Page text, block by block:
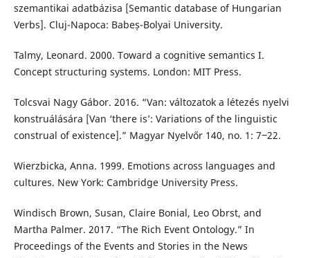
szemantikai adatbázisa [Semantic database of Hungarian
Verbs]. Cluj-Napoca: Babeș-Bolyai University.
Talmy, Leonard. 2000. Toward a cognitive semantics I.
Concept structuring systems. London: MIT Press.
Tolcsvai Nagy Gábor. 2016. “Van: változatok a létezés nyelvi
konstruálására [Van ‘there is’: Variations of the linguistic
construal of existence].” Magyar Nyelvőr 140, no. 1: 7‒22.
Wierzbicka, Anna. 1999. Emotions across languages and
cultures. New York: Cambridge University Press.
Windisch Brown, Susan, Claire Bonial, Leo Obrst, and
Martha Palmer. 2017. “The Rich Event Ontology.” In
Proceedings of the Events and Stories in the News